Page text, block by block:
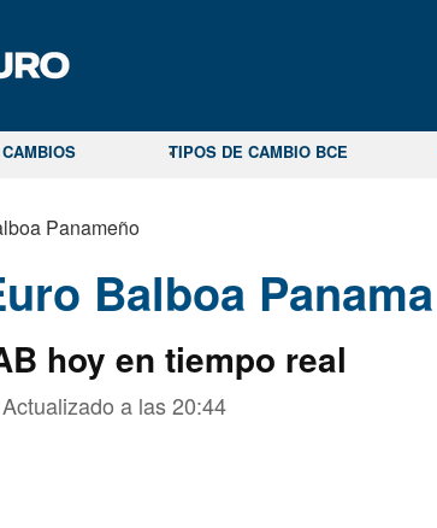
TIPOS DE CAMBIO BCE
Panameño
Balboa Panama
hoy en tiempo real
Actualizado a las20:44